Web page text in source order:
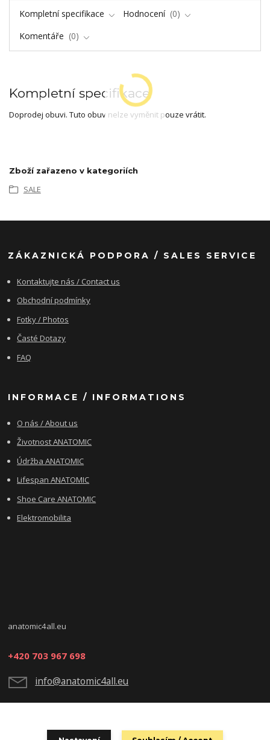
Kompletní specifikace Hodnocení
0
Komentáře
0
Kompletní specifikace
Doprodej obuvi. Tuto obuv nelze vyměnit pouze vrátit.
Zboží zařazeno v kategoriích
SALE
ZÁKAZNICKÁ PODPORA / SALES SERVICE
Kontaktujte nás / Contact us
Obchodní podmínky
Fotky / Photos
Časté Dotazy
FAQ
INFORMACE / INFORMATIONS
O nás / About us
Životnost ANATOMIC
Údržba ANATOMIC
Lifespan ANATOMIC
Shoe Care ANATOMIC
Elektromobilita
anatomic4all.eu
+420 703 967 698
info@anatomic4all.eu